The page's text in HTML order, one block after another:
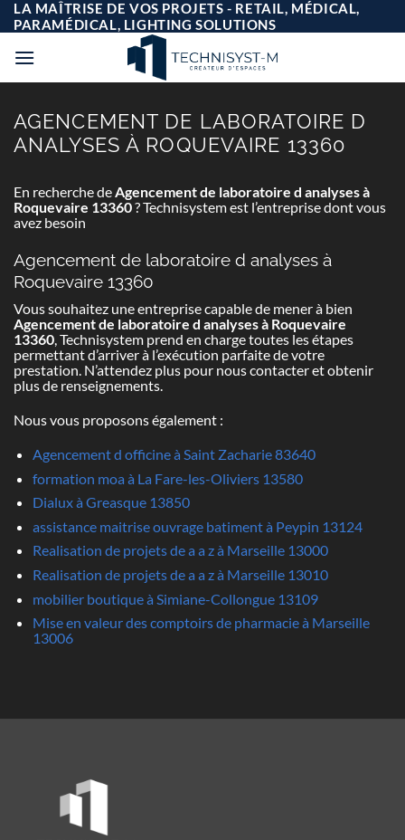
Passer
au
contenu
LA MAÎTRISE DE VOS PROJETS - RETAIL, MÉDICAL,
PARAMÉDICAL, LIGHTING SOLUTIONS
AGENCEMENT DE LABORATOIRE D
ANALYSES À ROQUEVAIRE 13360
En recherche deAgencement de laboratoire d analyses à
Roquevaire 13360? Technisystem est l’entreprise dont vous
avez besoin
Agencement de laboratoire d analyses à
Roquevaire 13360
Vous souhaitez une entreprise capable de mener à bien
Agencement de laboratoire d analyses à Roquevaire
13360, Technisystem prend en charge toutes les étapes
permettant d’arriver à l’exécution parfaite de votre
prestation. N’attendez plus pour nous contacter et obtenir
plus de renseignements.
Nous vous proposons également :
Agencement d officine à Saint Zacharie 83640
formation moa à La Fare-les-Oliviers 13580
Dialux à Greasque 13850
assistance maitrise ouvrage batiment à Peypin 13124
Realisation de projets de a a z à Marseille 13000
Realisation de projets de a a z à Marseille 13010
mobilier boutique à Simiane-Collongue 13109
Mise en valeur des comptoirs de pharmacie à Marseille
13006